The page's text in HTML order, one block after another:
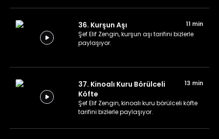
36. Kurşun Aşı
11 min
Şef Elif Zengin, kurşun aşı tarifini bizlerle
paylaşıyor.
37. Kinoalı Kuru Börülceli
Köfte
13 min
Şef Elif Zengin, kinoalı kuru börülceli köfte
tarifini bizlerle paylaşıyor.